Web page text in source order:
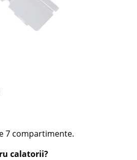
7 compartimente.
calatorii?